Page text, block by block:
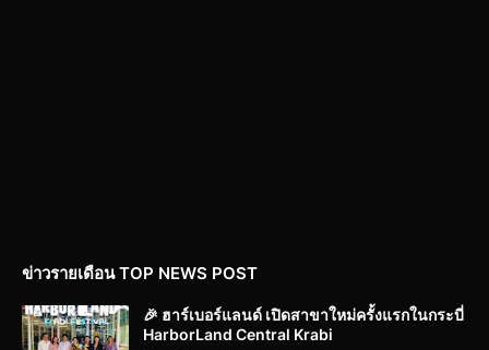
ข่าวรายเดือน TOP NEWS POST
🎉 ฮาร์เบอร์แลนด์ เปิดสาขาใหม่ครั้งแรกในกระบี่
HarborLand Central Krabi